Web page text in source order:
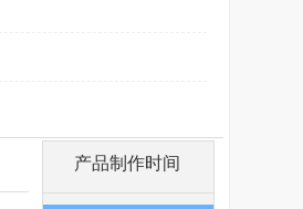
产品制作时间